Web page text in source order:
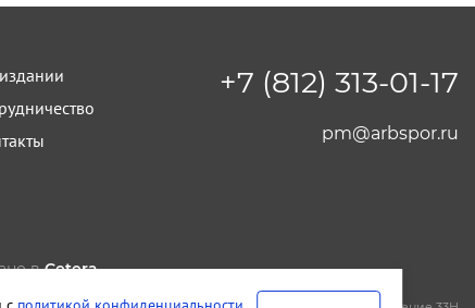
+7 (812) 313-01-17
pm@arbspor.ru
вCetera